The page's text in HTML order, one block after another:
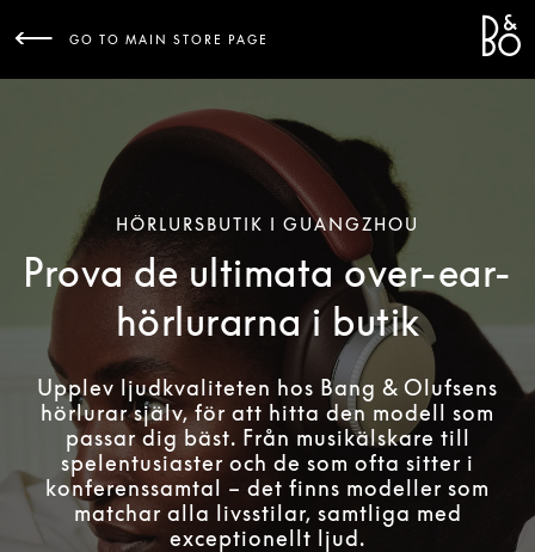
GO TO MAIN STORE PAGE
HÖRLURSBUTIK I GUANGZHOU
Prova de ultimata over-ear-
hörlurarna i butik
Upplev ljudkvaliteten hos Bang & Olufsens
hörlurar själv, för att hitta den modell som
passar dig bäst. Från musikälskare till
spelentusiaster och de som ofta sitter i
konferenssamtal – det finns modeller som
matchar alla livsstilar, samtliga med
exceptionellt ljud.